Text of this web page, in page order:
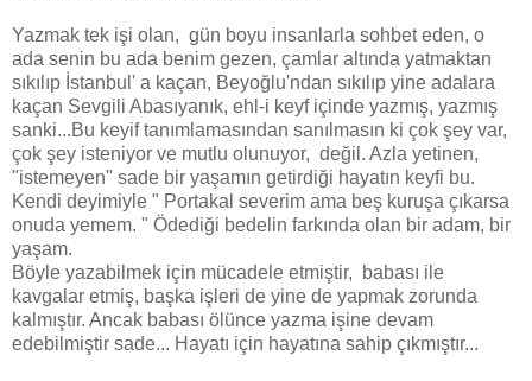
Yazmak tek işi olan, gün boyu insanlarla sohbet eden, o
ada senin bu ada benim gezen, çamlar altında yatmaktan
sıkılıp İstanbul' a kaçan, Beyoğlu'ndan sıkılıp yine adalara
kaçan Sevgili Abasıyanık, ehl-i keyf içinde yazmış, yazmış
sanki...Bu keyif tanımlamasından sanılmasın ki çok şey var,
çok şey isteniyor ve mutlu olunuyor, değil. Azla yetinen,
"istemeyen" sade bir yaşamın getirdiği hayatın keyfi bu.
Kendi deyimiyle " Portakal severim ama beş kuruşa çıkarsa
onuda yemem. " Ödediği bedelin farkında olan bir adam, bir
yaşam.
Böyle yazabilmek için mücadele etmiştir, babası ile
kavgalar etmiş, başka işleri de yine de yapmak zorunda
kalmıştır. Ancak babası ölünce yazma işine devam
edebilmiştir sade... Hayatı için hayatına sahip çıkmıştır...